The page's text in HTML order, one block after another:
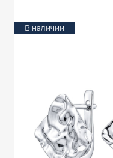
В наличии